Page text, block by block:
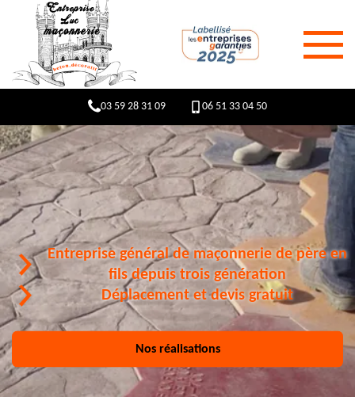
03 59 28 31 09 06 51 33 04 50
Entreprise général de maçonnerie de père en
fils depuis trois génération
Déplacement et devis gratuit
Nos réalisations